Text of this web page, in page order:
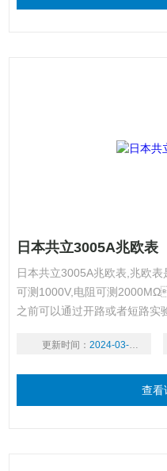
日本共立3005A兆欧表
日本共立3005A兆欧表,兆欧
可测1000V,电阻可测
之前可以通过开路或者短路实
更新时间： 2024-03-18
查看